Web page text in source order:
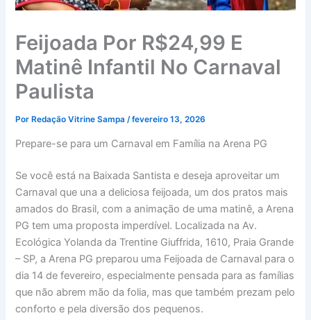
Feijoada Por R$24,99 E
Matinê Infantil No Carnaval
Paulista
PorRedação Vitrine Sampa /fevereiro 13, 2026
Prepare-se para um Carnaval em Família na Arena PG
Se você está na Baixada Santista e deseja aproveitar um
Carnaval que una a deliciosa feijoada, um dos pratos mais
amados do Brasil, com a animação de uma matinê, a Arena
PG tem uma proposta imperdível. Localizada na Av.
Ecológica Yolanda da Trentine Giuffrida, 1610, Praia Grande
– SP, a Arena PG preparou uma Feijoada de Carnaval para o
dia 14 de fevereiro, especialmente pensada para as famílias
que não abrem mão da folia, mas que também prezam pelo
conforto e pela diversão dos pequenos.